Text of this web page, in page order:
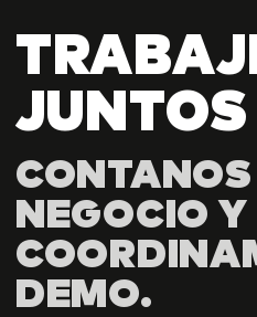
JUNTOS
NEGOCIO Y
DEMO.